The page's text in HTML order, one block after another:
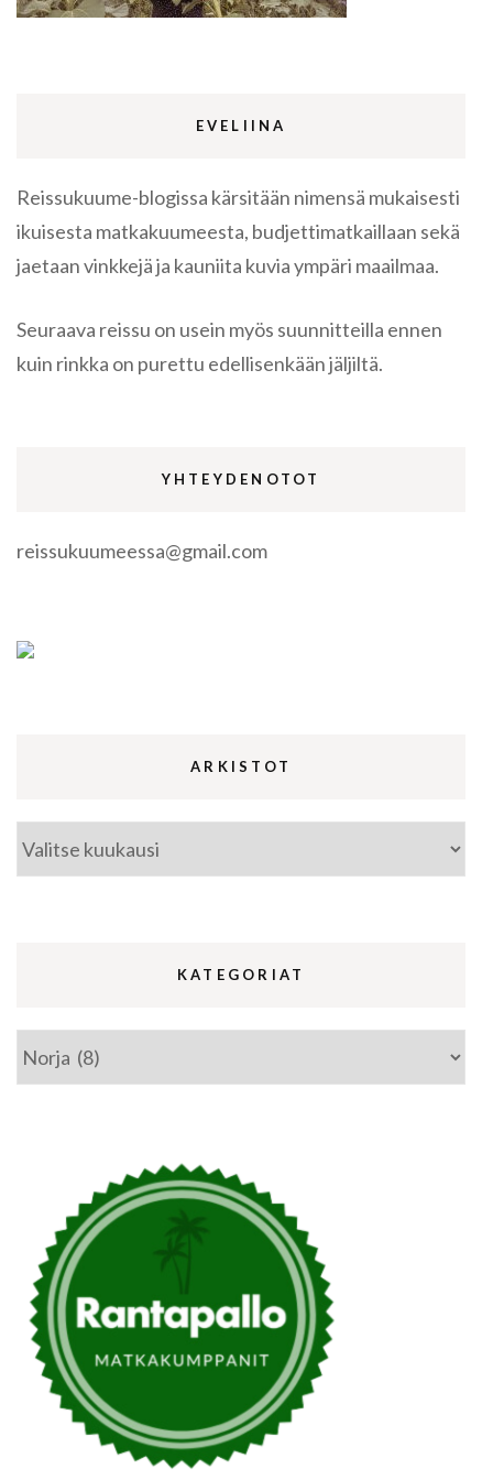
EVELIINA
Reissukuume-blogissa kärsitään nimensä mukaisesti
ikuisesta matkakuumeesta, budjettimatkaillaan sekä
jaetaan vinkkejä ja kauniita kuvia ympäri maailmaa.
Seuraava reissu on usein myös suunnitteilla ennen
kuin rinkka on purettu edellisenkään jäljiltä.
YHTEYDENOTOT
reissukuumeessa@gmail.com
ARKISTOT
Arkistot
KATEGORIAT
Kategoriat